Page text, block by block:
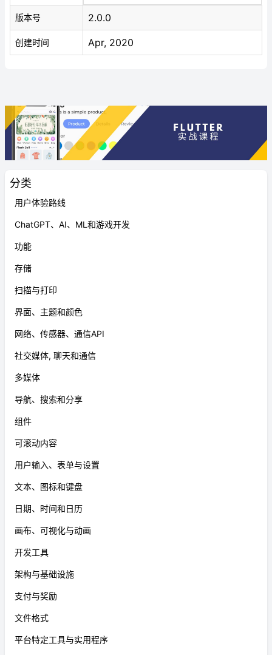
分类
用户体验路线
ChatGPT、AI、ML和游戏开发
功能
存储
扫描与打印
界面、主题和颜色
网络、传感器、通信API
社交媒体, 聊天和通信
多媒体
导航、搜索和分享
组件
可滚动内容
用户输入、表单与设置
文本、图标和键盘
日期、时间和日历
画布、可视化与动画
开发工具
架构与基础设施
支付与奖励
文件格式
平台特定工具与实用程序
版本号 2.0.0
创建时间 Apr, 2020